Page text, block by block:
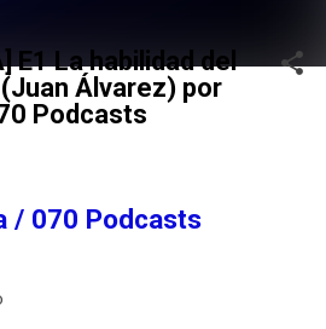
E1 La habilidad del
Álvarez) por
Podcasts
/ 070 Podcasts